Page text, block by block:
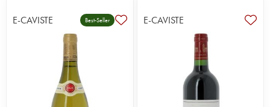
E-CAVISTE Best-Seller E-CAVISTE